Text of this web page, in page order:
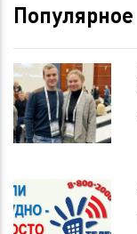
Популярное